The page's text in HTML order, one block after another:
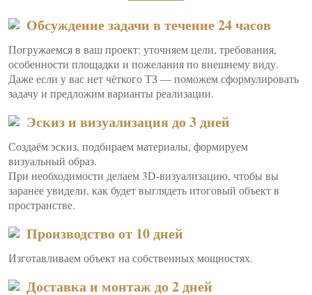
Обсуждение задачи в течение 24 часов
Погружаемся в ваш проект: уточняем цели, требования,
особенности площадки и пожелания по внешнему виду.
Даже если у вас нет чёткого ТЗ — поможем сформулировать
задачу и предложим варианты реализации.
Эскиз и визуализация до 3 дней
Создаём эскиз, подбираем материалы, формируем
визуальный образ.
При необходимости делаем 3D-визуализацию, чтобы вы
заранее увидели, как будет выглядеть итоговый объект в
пространстве.
Производство от 10 дней
Изготавливаем объект на собственных мощностях.
Доставка и монтаж до 2 дней